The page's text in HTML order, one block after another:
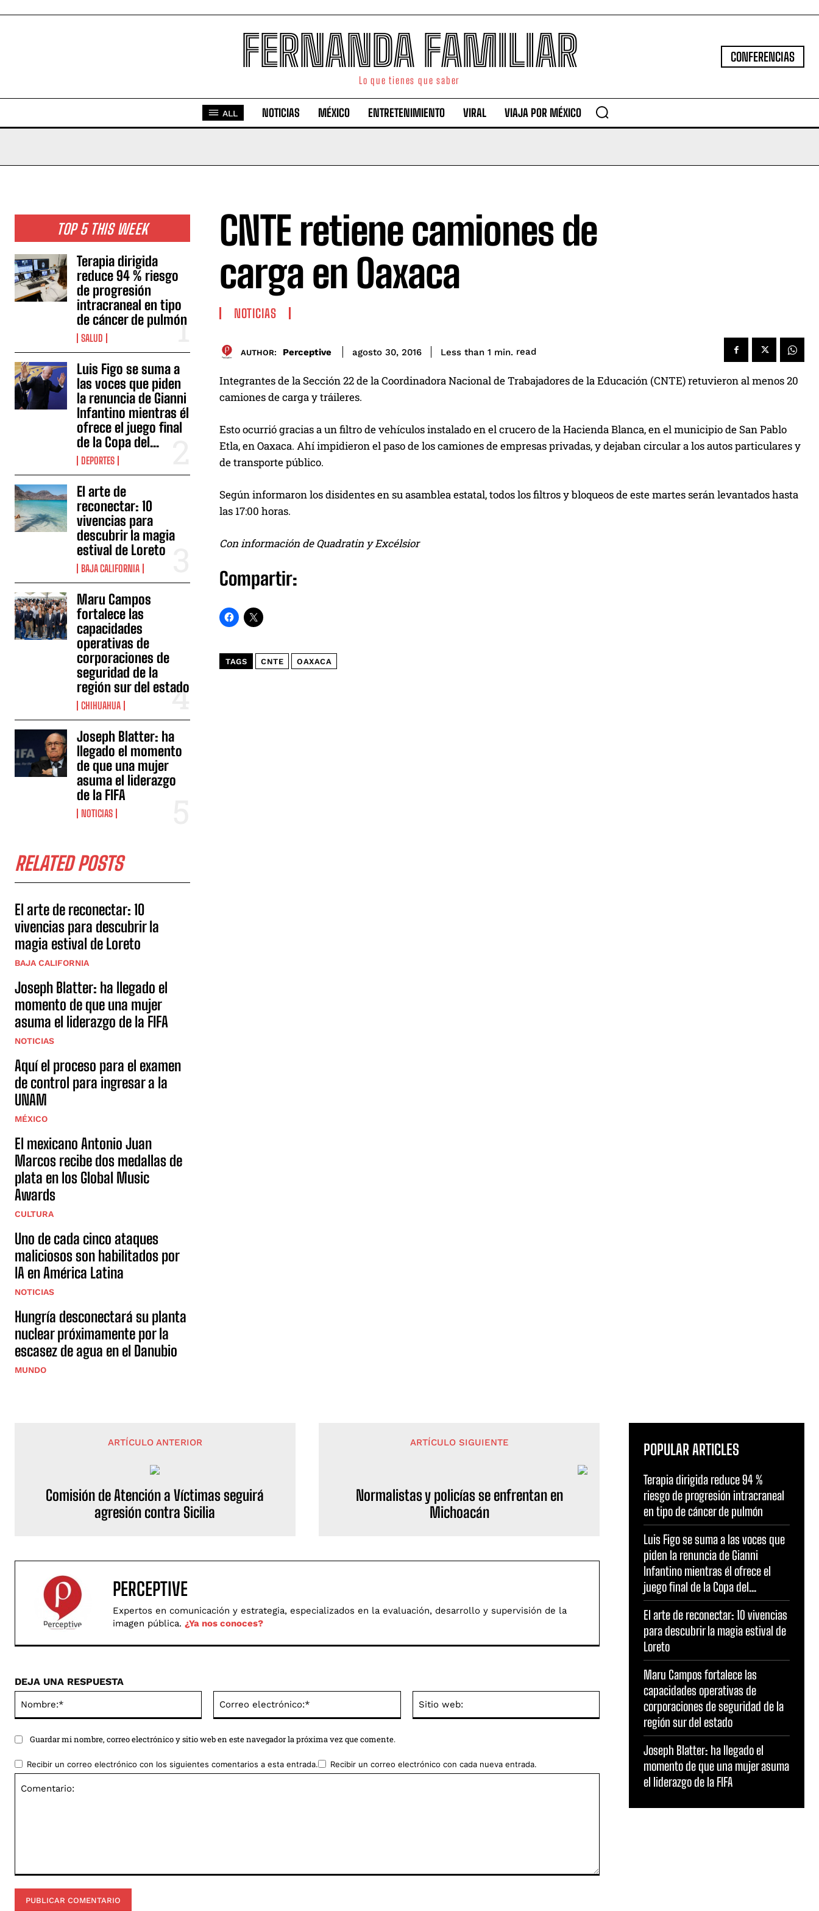
FERNANDA FAMILIAR
Lo que tienes que saber
CONFERENCIAS
ALL NOTICIAS MÉXICO ENTRETENIMIENTO VIRAL VIAJA POR MÉXICO
TOP 5 THIS WEEK
Terapia dirigida
reduce 94 % riesgo
de progresión
intracraneal en tipo
de cáncer de pulmón
SALUD
Luis Figo se suma a
las voces que piden
la renuncia de Gianni
Infantino mientras él
ofrece el juego final
de la Copa del...
DEPORTES
El arte de
reconectar: 10
vivencias para
descubrir la magia
estival de Loreto
BAJA CALIFORNIA
Maru Campos
fortalece las
capacidades
operativas de
corporaciones de
seguridad de la
región sur del estado
CHIHUAHUA
Joseph Blatter: ha
llegado el momento
de que una mujer
asuma el liderazgo
de la FIFA
NOTICIAS
RELATED POSTS
El arte de reconectar: 10
vivencias para descubrir la
magia estival de Loreto
BAJA CALIFORNIA
Joseph Blatter: ha llegado el
momento de que una mujer
asuma el liderazgo de la FIFA
NOTICIAS
Aquí el proceso para el examen
de control para ingresar a la
UNAM
MÉXICO
El mexicano Antonio Juan
Marcos recibe dos medallas de
plata en los Global Music
Awards
CULTURA
Uno de cada cinco ataques
maliciosos son habilitados por
IA en América Latina
NOTICIAS
Hungría desconectará su planta
nuclear próximamente por la
escasez de agua en el Danubio
MUNDO
CNTE retiene camiones de
carga en Oaxaca
NOTICIAS
AUTHOR: Perceptive agosto 30, 2016 Less than 1 min. read
Integrantes de la Sección 22 de la Coordinadora Nacional de Trabajadores de la Educación (CNTE) retuvieron al menos 20
camiones de carga y tráileres.
Esto ocurrió gracias a un filtro de vehículos instalado en el crucero de la Hacienda Blanca, en el municipio de San Pablo
Etla, en Oaxaca. Ahí impidieron el paso de los camiones de empresas privadas, y dejaban circular a los autos particulares y
de transporte público.
Según informaron los disidentes en su asamblea estatal, todos los filtros y bloqueos de este martes serán levantados hasta
las 17:00 horas.
Con información de Quadratin y Excélsior
Compartir:
TAGS CNTE OAXACA
ARTÍCULO ANTERIOR
Comisión de Atención a Víctimas seguirá
agresión contra Sicilia
ARTÍCULO SIGUIENTE
Normalistas y policías se enfrentan en
Michoacán
PERCEPTIVE
Expertos en comunicación y estrategia, especializados en la evaluación, desarrollo y supervisión de la
imagen pública. ¿Ya nos conoces?
DEJA UNA RESPUESTA
electrónico:*
Guardar mi nombre, correo electrónico y sitio web en este navegador la próxima vez que comente.
Recibir un correo electrónico con los siguientes comentarios a esta entrada. Recibir un correo electrónico con cada nueva entrada.
POPULAR ARTICLES
Terapia dirigida reduce 94 %
riesgo de progresión intracraneal
en tipo de cáncer de pulmón
Luis Figo se suma a las voces que
piden la renuncia de Gianni
Infantino mientras él ofrece el
juego final de la Copa del...
El arte de reconectar: 10 vivencias
para descubrir la magia estival de
Loreto
Maru Campos fortalece las
capacidades operativas de
corporaciones de seguridad de la
región sur del estado
Joseph Blatter: ha llegado el
momento de que una mujer asuma
el liderazgo de la FIFA